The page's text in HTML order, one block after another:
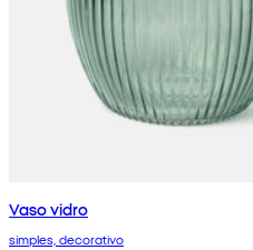
Vaso vidro
simples, decorativo